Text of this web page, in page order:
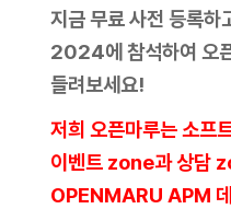
지금 무료 사전 등록하
2024에 참석하여 오
들려보세요!
저희 오픈마루는 소프
이벤트 zone과 상담
OPENMARU APM